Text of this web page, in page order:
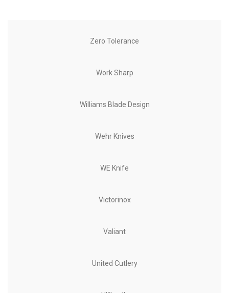
Zero Tolerance
Work Sharp
Williams Blade Design
Wehr Knives
WE Knife
Victorinox
Valiant
United Cutlery